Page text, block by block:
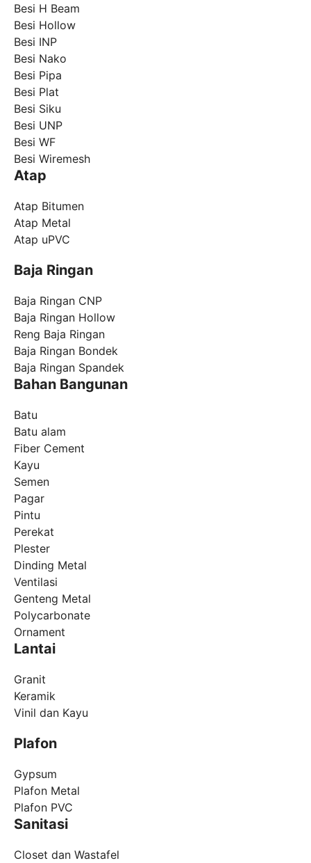
Besi H Beam
Besi Hollow
Besi INP
Besi Nako
Besi Pipa
Besi Plat
Besi Siku
Besi UNP
Besi WF
Besi Wiremesh
Atap
Atap Bitumen
Atap Metal
Atap uPVC
Baja Ringan
Baja Ringan CNP
Baja Ringan Hollow
Reng Baja Ringan
Baja Ringan Bondek
Baja Ringan Spandek
Bahan Bangunan
Batu
Batu alam
Fiber Cement
Kayu
Semen
Pagar
Pintu
Perekat
Plester
Dinding Metal
Ventilasi
Genteng Metal
Polycarbonate
Ornament
Lantai
Granit
Keramik
Vinil dan Kayu
Plafon
Gypsum
Plafon Metal
Plafon PVC
Sanitasi
Closet dan Wastafel